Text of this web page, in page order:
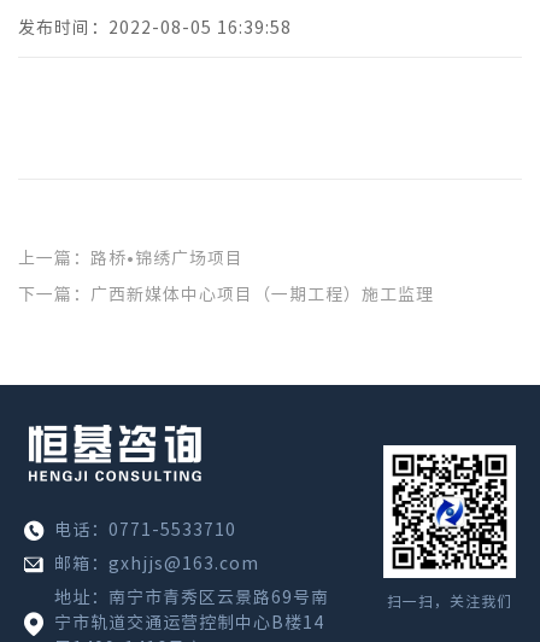
发布时间：2022-08-05 16:39:58
上一篇：路桥•锦绣广场项目
下一篇：广西新媒体中心项目（一期工程）施工监理
电话：0771-5533710
邮箱：gxhjjs@163.com
地址：南宁市青秀区云景路69号南
宁市轨道交通运营控制中心B楼14
扫一扫，关注我们